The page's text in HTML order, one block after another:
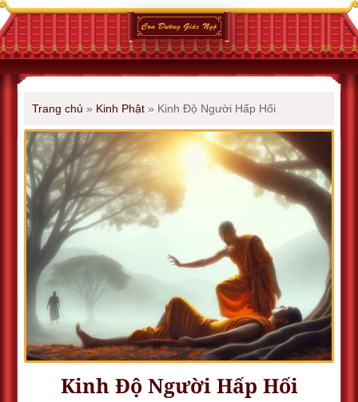
Trang chủ » Kinh Phật » Kinh Độ Người Hấp Hối
Kinh Độ Người Hấp Hối